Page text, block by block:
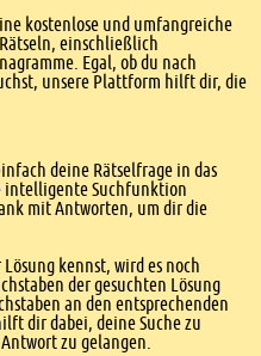
kostenlose und umfangreiche
einschließlich
Egal, ob du nach
unsere Plattform hilft dir, die
deine Rätselfrage in das
intelligente Suchfunktion
mit Antworten, um dir die
kennst, wird es noch
der gesuchten Lösung
an den entsprechenden
dir dabei, deine Suche zu
zu gelangen.